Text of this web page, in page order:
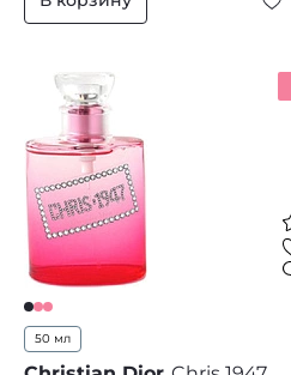
50 мл